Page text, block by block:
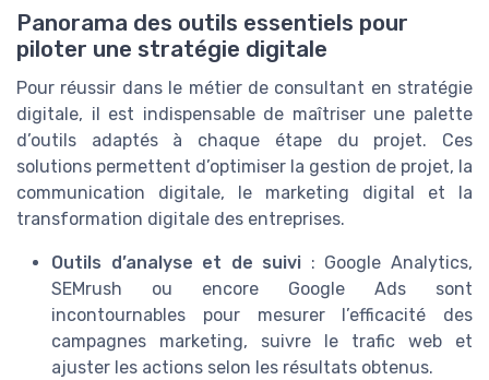
Panorama des outils essentiels pour
piloter une stratégie digitale
Pour réussir dans le métier de consultant en stratégie
digitale, il est indispensable de maîtriser une palette
d’outils adaptés à chaque étape du projet. Ces
solutions permettent d’optimiser la gestion de projet, la
communication digitale, le marketing digital et la
transformation digitale des entreprises.
Outils d’analyse et de suivi : Google Analytics,
SEMrush ou encore Google Ads sont
incontournables pour mesurer l’efficacité des
campagnes marketing, suivre le trafic web et
ajuster les actions selon les résultats obtenus.